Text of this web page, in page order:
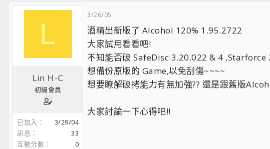
發
日
L
Lin H-C
初級會員
已加入
3/29/04
訊息
33
互動分數
0
3/26/05
酒精出新版了 Alcohol 120% 1.95.2722
大家試用看看吧!
不知能否破 SafeDisc 3.20.022 & 4 ,Starforce
想備份原版的 Game,以免刮傷~~~~
想要瞭解破拷能力有無加強?? 還是跟舊版
大家討論一下心得吧!!